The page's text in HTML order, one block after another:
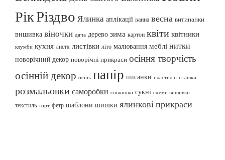
РікРіздво Ялинка аплікації ванна весна витинанки
вишивка віночки дача дерево зима картон квіти квітники
клумби кухня листя листівки літо малювання меблі нитки
новорічний декор новорічні прикраси осіння творчість
осінній декор осінь папір писанки пластилін пташки
розмальовки саморобки сніжинки сукні схеми вишивки
текстиль торт фетр шаблони шишки ялинкові прикраси